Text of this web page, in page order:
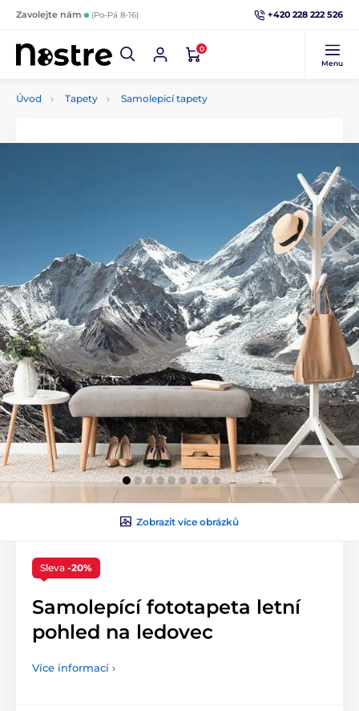
Zavolejte nám (Po-Pá 8-16) +420 228 222 526
0
Menu
Úvod Tapety Samolepicí tapety
Zobrazit více obrázků
Sleva -20%
Samolepící fototapeta letní
pohled na ledovec
Více informací ›